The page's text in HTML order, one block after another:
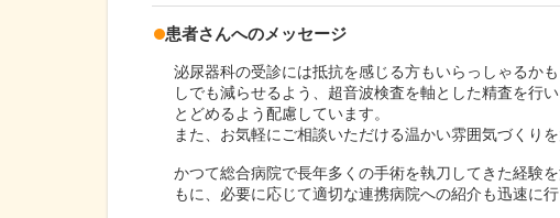
患者さんへのメッセージ
泌尿器科の受診には抵抗を感じる方もいらっしゃるか
しでも減らせるよう、超音波検査を軸とした精査を行
とどめるよう配慮しています。
また、お気軽にご相談いただける温かい雰囲気づくりを
かつて総合病院で長年多くの手術を執刀してきた経験
もに、必要に応じて適切な連携病院への紹介も迅速に行